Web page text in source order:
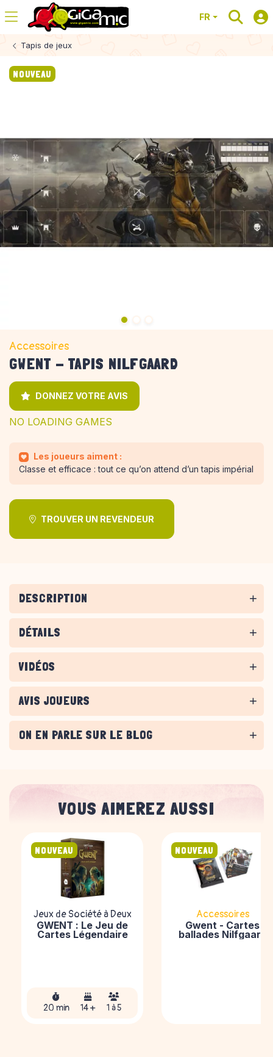
FR
Tapis de jeux
NOUVEAU
Accessoires
GWENT - TAPIS NILFGAARD
DONNEZ VOTRE AVIS
NO LOADING GAMES
Les joueurs aiment :
Classe et efficace : tout ce qu’on attend d’un tapis impérial
TROUVER UN REVENDEUR
DESCRIPTION
DÉTAILS
VIDÉOS
AVIS JOUEURS
ON EN PARLE SUR LE BLOG
VOUS AIMEREZ AUSSI
Jeux de Société à Deux
GWENT : Le Jeu de
Cartes Légendaire
20 min 14 + 1 à 5
NOUVEAU
Accessoires
Gwent - Cartes
ballades Nilfgaard
NOUVEAU